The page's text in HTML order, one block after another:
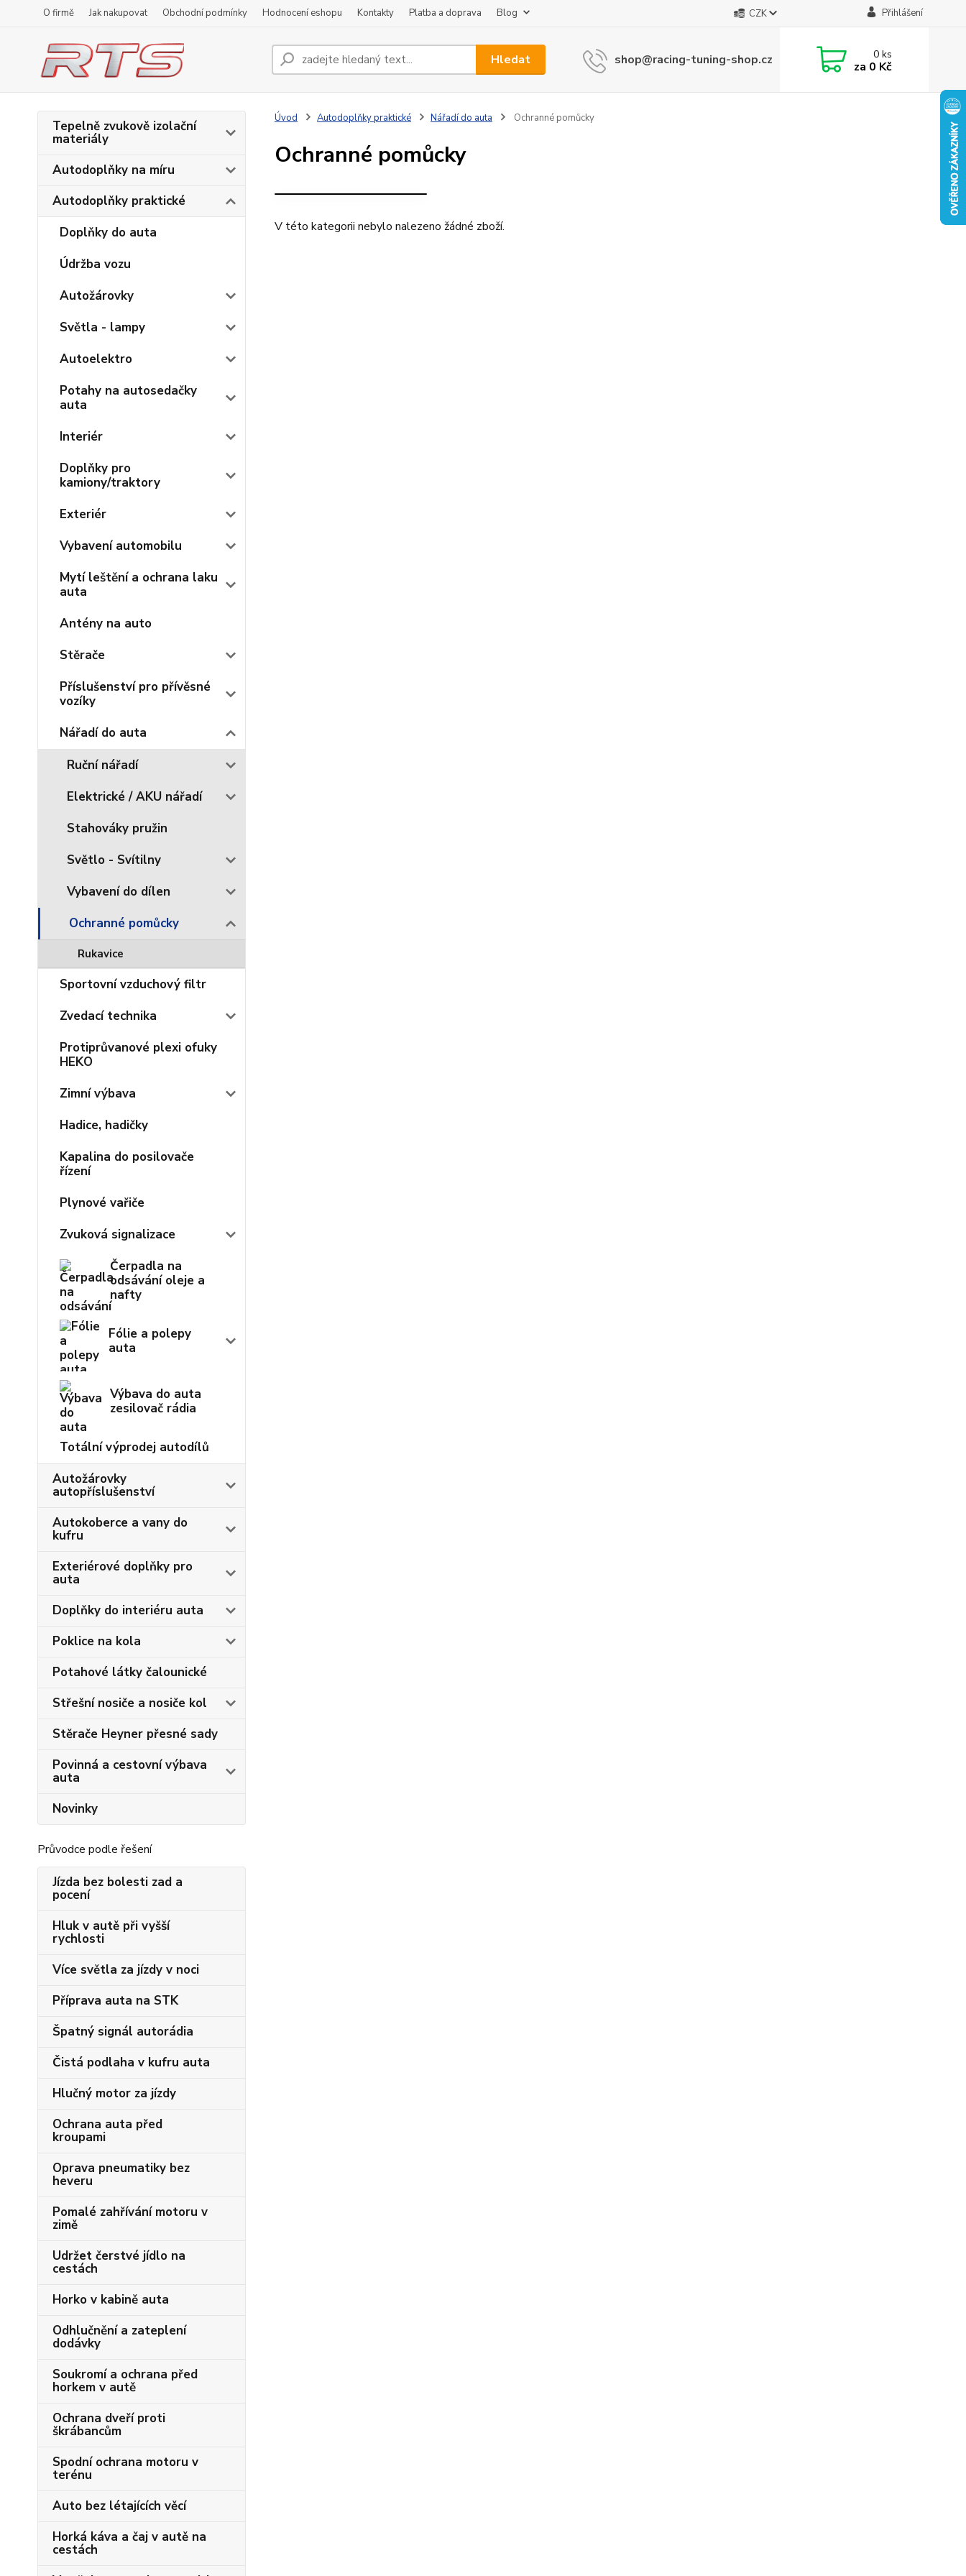
O firmě Jak nakupovat Obchodní podmínky Hodnocení eshopu Kontakty Platba a doprava Blog CZK Přihlášení
Hledat shop@racing-tuning-shop.cz 0ks
za 0 Kč
Tepelně zvukově izolační
materiály
Autodoplňky na míru
Autodoplňky praktické
Doplňky do auta
Údržba vozu
Autožárovky
Světla - lampy
Autoelektro
Potahy na autosedačky
auta
Interiér
Doplňky pro
kamiony/traktory
Exteriér
Vybavení automobilu
Mytí leštění a ochrana laku
auta
Antény na auto
Stěrače
Příslušenství pro přívěsné
vozíky
Nářadí do auta
Ruční nářadí
Elektrické / AKU nářadí
Stahováky pružin
Světlo - Svítilny
Vybavení do dílen
Ochranné pomůcky
Rukavice
Sportovní vzduchový filtr
Zvedací technika
Protiprůvanové plexi ofuky
HEKO
Zimní výbava
Hadice, hadičky
Kapalina do posilovače
řízení
Plynové vařiče
Zvuková signalizace
Čerpadla na
odsávání oleje a
nafty
Fólie a polepy
auta
Výbava do auta
zesilovač rádia
Totální výprodej autodílů
Autožárovky
autopříslušenství
Autokoberce a vany do
kufru
Exteriérové doplňky pro
auta
Doplňky do interiéru auta
Poklice na kola
Potahové látky čalounické
Střešní nosiče a nosiče kol
Stěrače Heyner přesné sady
Povinná a cestovní výbava
auta
Novinky
Průvodce podle řešení
Jízda bez bolesti zad a
pocení
Hluk v autě při vyšší
rychlosti
Více světla za jízdy v noci
Příprava auta na STK
Špatný signál autorádia
Čistá podlaha v kufru auta
Hlučný motor za jízdy
Ochrana auta před
kroupami
Oprava pneumatiky bez
heveru
Pomalé zahřívání motoru v
zimě
Udržet čerstvé jídlo na
cestách
Horko v kabině auta
Odhlučnění a zateplení
dodávky
Soukromí a ochrana před
horkem v autě
Ochrana dveří proti
škrábancům
Spodní ochrana motoru v
terénu
Auto bez létajících věcí
Horká káva a čaj v autě na
cestách
Úvod Autodoplňky praktické Nářadí do auta Ochranné pomůcky
Ochranné pomůcky
V této kategorii nebylo nalezeno žádné zboží.